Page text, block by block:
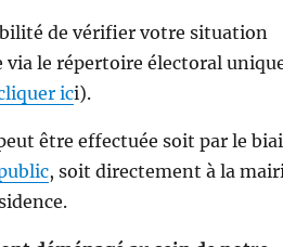
de vérifier votre situation
via le répertoire électoral
ici).
être effectuée soit par le
, soit directement à la